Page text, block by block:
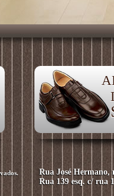
Rua José Hermano,
Rua 139 esq. c/ rua